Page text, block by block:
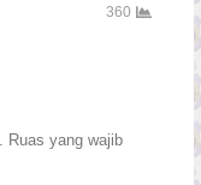
360
Ruas yang wajib